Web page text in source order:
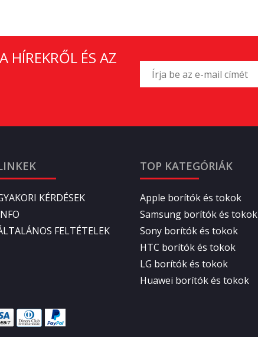
HÍREKRŐL ÉS AZ
KÉRDÉSEK
FELTÉTELEK
TOP KATEGÓRIÁK
Apple borítók és tokok
Samsung borítók és tokok
Sony borítók és tokok
HTC borítók és tokok
LG borítók és tokok
Huawei borítók és tokok